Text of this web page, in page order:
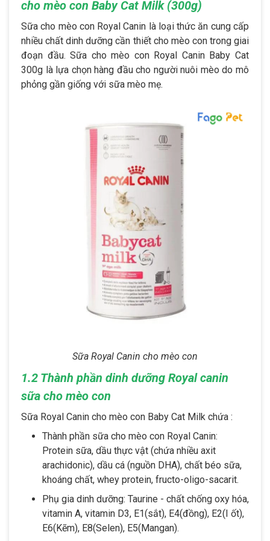
cho mèo con Baby Cat Milk (300g)
Sữa cho mèo con Royal Canin là loại thức ăn cung cấp
nhiều chất dinh dưỡng cần thiết cho mèo con trong giai
đoạn đầu. Sữa cho mèo con Royal Canin Baby Cat
300g là lựa chọn hàng đầu cho người nuôi mèo do mô
phỏng gần giống với sữa mèo mẹ.
Sữa Royal Canin cho mèo con
1.2 Thành phần dinh dưỡng Royal canin
sữa cho mèo con
Sữa Royal Canin cho mèo con Baby Cat Milk chứa :
Thành phần sữa cho mèo con Royal Canin:
Protein sữa, dầu thực vật (chứa nhiều axit
arachidonic), dầu cá (nguồn DHA), chất béo sữa,
khoáng chất, whey protein, fructo-oligo-sacarit.
Phụ gia dinh dưỡng: Taurine - chất chống oxy hóa,
vitamin A, vitamin D3, E1(sắt), E4(đồng), E2(I ốt),
E6(Kẽm), E8(Selen), E5(Mangan).